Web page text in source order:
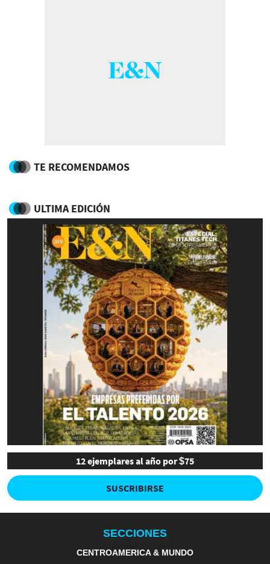
TE RECOMENDAMOS
ULTIMA EDICIÓN
12 ejemplares al año por $75
SUSCRIBIRSE
SECCIONES
CENTROAMERICA & MUNDO